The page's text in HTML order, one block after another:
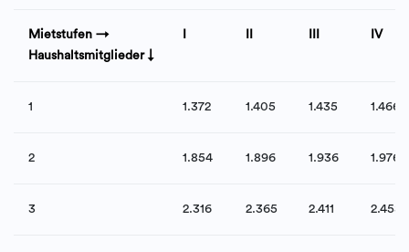
Mietstufen →
Haushaltsmitglieder ↓
IV
1 1.372 1.405 1.435 1.466
2 1.854 1.896 1.936 1.976
3 2.316 2.365 2.411 2.458